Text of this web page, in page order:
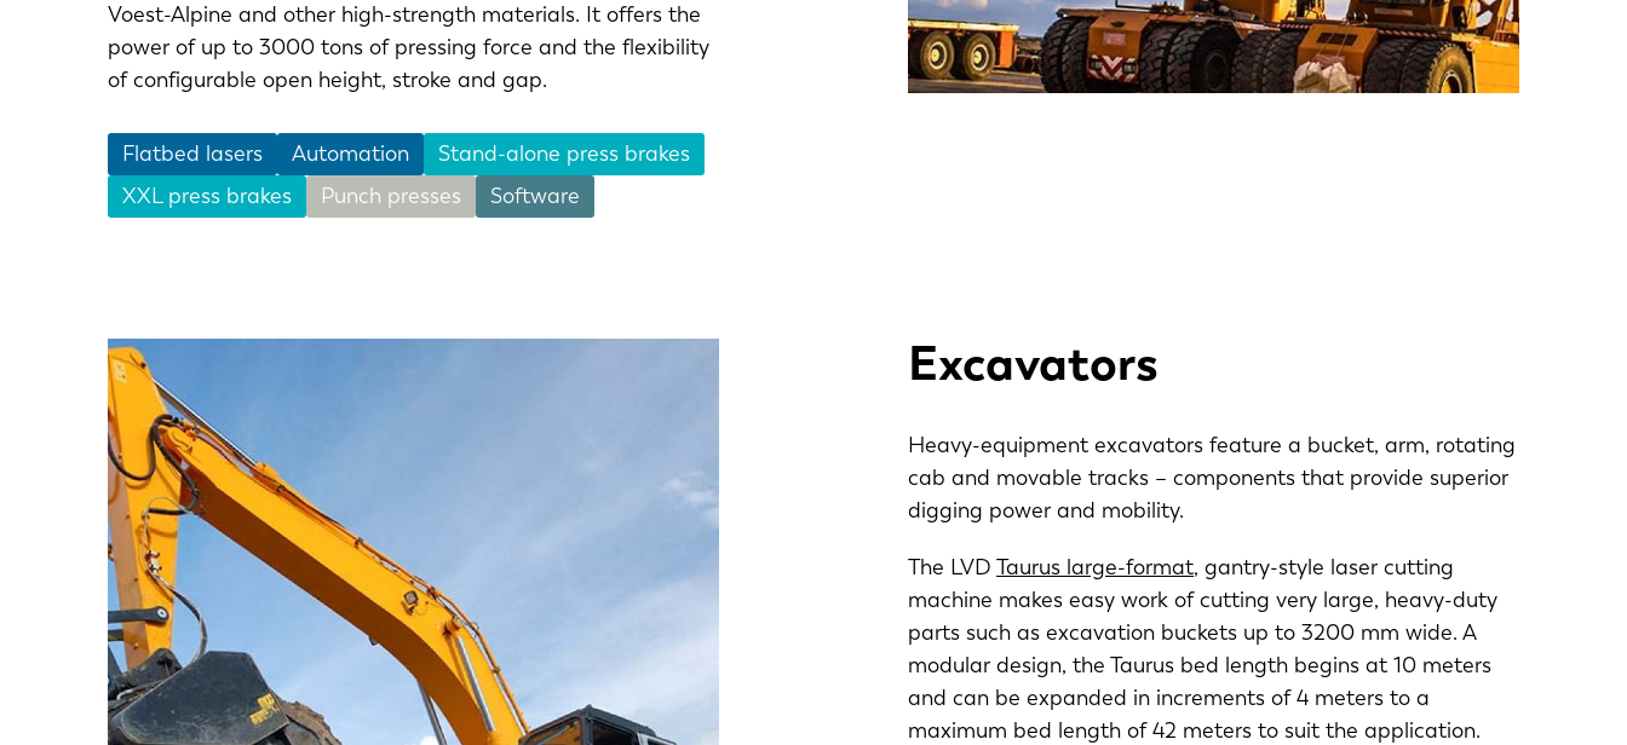
Voest-Alpine and other high-strength materials. It offers the
power of up to 3000 tons of pressing force and the flexibility
of configurable open height, stroke and gap.
Flatbed lasers Automation
Stand-alone press brakes
XXL press brakes
Punch presses Software
Excavators
Heavy-equipment excavators feature a bucket, arm, rotating
cab and movable tracks – components that provide superior
digging power and mobility.
The LVDTaurus large-format, gantry-style laser cutting
machine makes easy work of cutting very large, heavy-duty
parts such as excavation buckets up to 3200 mm wide. A
modular design, the Taurus bed length begins at 10 meters
and can be expanded in increments of 4 meters to a
maximum bed length of 42 meters to suit the application.
EN-US
DE PT-PT
PL CN